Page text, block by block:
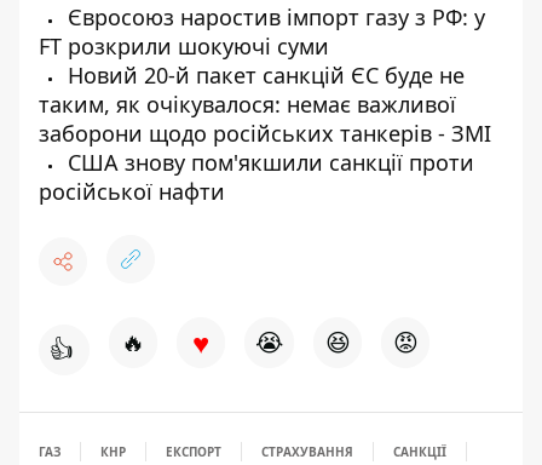
Євросоюз наростив імпорт газу з РФ: у
FT розкрили шокуючі суми
Новий 20-й пакет санкцій ЄС буде не
таким, як очікувалося: немає важливої
заборони щодо російських танкерів - ЗМІ
США знову пом'якшили санкції проти
російської нафти
👍 🔥 ♥ 😭 😆 😡
ГАЗ КНР ЕКСПОРТ СТРАХУВАННЯ САНКЦІЇ